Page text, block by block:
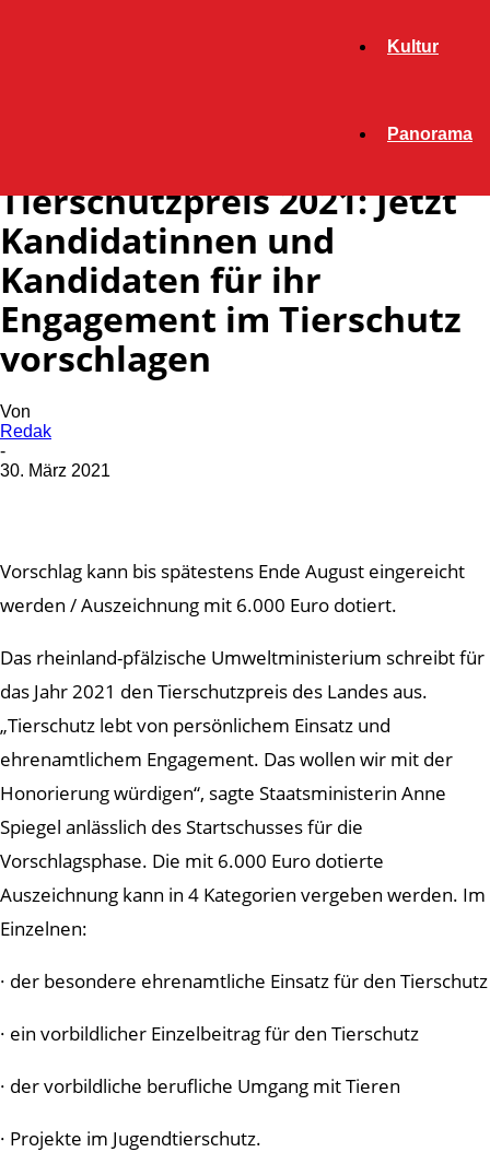
Kultur
Panorama
Tierschutzpreis 2021: Jetzt Kandidatinnen und
Kandidaten für ihr Engagement im Tierschutz vorschlagen
Tierschutzpreis 2021: Jetzt
Kandidatinnen und
Kandidaten für ihr
Engagement im Tierschutz
vorschlagen
Von
Redak
-
30. März 2021
Vorschlag kann bis spätestens Ende August eingereicht
werden / Auszeichnung mit 6.000 Euro dotiert.
Das rheinland-pfälzische Umweltministerium schreibt für
das Jahr 2021 den Tierschutzpreis des Landes aus.
„Tierschutz lebt von persönlichem Einsatz und
ehrenamtlichem Engagement. Das wollen wir mit der
Honorierung würdigen“, sagte Staatsministerin Anne
Spiegel anlässlich des Startschusses für die
Vorschlagsphase. Die mit 6.000 Euro dotierte
Auszeichnung kann in 4 Kategorien vergeben werden. Im
Einzelnen:
· der besondere ehrenamtliche Einsatz für den Tierschutz
· ein vorbildlicher Einzelbeitrag für den Tierschutz
· der vorbildliche berufliche Umgang mit Tieren
· Projekte im Jugendtierschutz.